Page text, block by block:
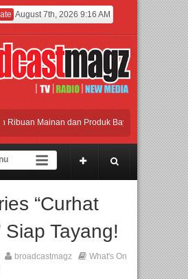
August 7th, 2026 9:16 AM
Mainan dan Produk Bayi dari Seluruh Dunia,
Bisnis Industri Gifts dan Housewares Asia
Semangat Lokal, BIRKENSTOCK INDONESIA
Mainan dan Produk Bayi dari Seluruh Dunia,
“Curhat
Siap Tayang!
broadcastmagz What's On